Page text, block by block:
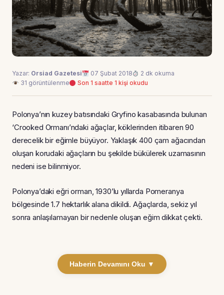
Yazar: Orsiad Gazetesi 07 Şubat 2018
2 dk okuma
31 görüntülenme
Son 1 saatte 1 kişi okudu
Polonya’nın kuzey batısındaki Gryfino kasabasında bulunan
‘Crooked Ormanı’ndaki ağaçlar, köklerinden itibaren 90
derecelik bir eğimle büyüyor. Yaklaşık 400 çam ağacından
oluşan korudaki ağaçların bu şekilde bükülerek uzamasının
nedeni ise bilinmiyor.
Polonya’daki eğri orman, 1930’lu yıllarda Pomeranya
bölgesinde 1.7 hektarlık alana dikildi. Ağaçlarda, sekiz yıl
sonra anlaşılamayan bir nedenle oluşan eğim dikkat çekti.
Haberin Devamını Oku ▼